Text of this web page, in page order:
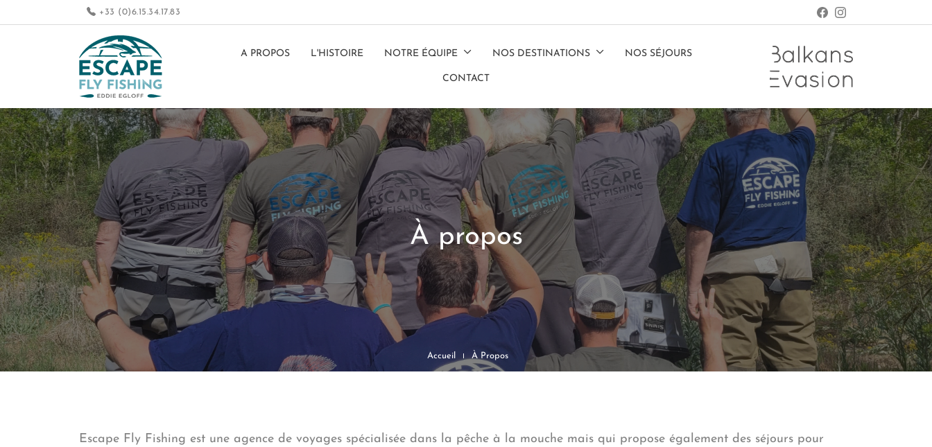
+33 (0)6.15.34.17.83
A PROPOS L'HISTOIRE NOTRE ÉQUIPE NOS DESTINATIONS NOS SÉJOURS
CONTACT
À propos
Accueil À Propos
Escape Fly Fishing est une agence de voyages spécialisée dans la pêche à la mouche mais qui propose également des séjours pour